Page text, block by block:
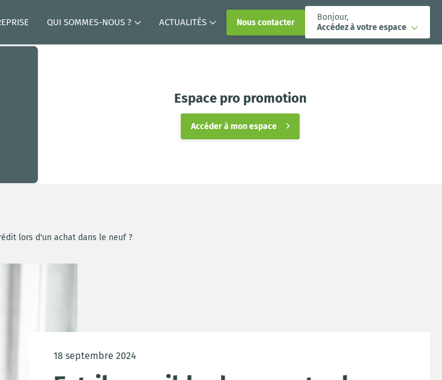
QUI SOMMES-NOUS ? ACTUALITÉS Nous contacter
Bonjour,
Accédez à votre espace
Espace pro promotion
Accéder à mon espace
lors d'un achat dans le neuf ?
18 septembre 2024